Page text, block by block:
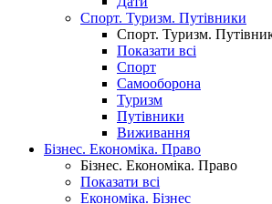
Спорт. Туризм. Путівники
Спорт. Туризм.
Показати всі
Спорт
Самооборона
Туризм
Путівники
Виживання
Бізнес. Економіка. Право
Бізнес. Економіка. Право
Показати всі
Економіка. Бізнес